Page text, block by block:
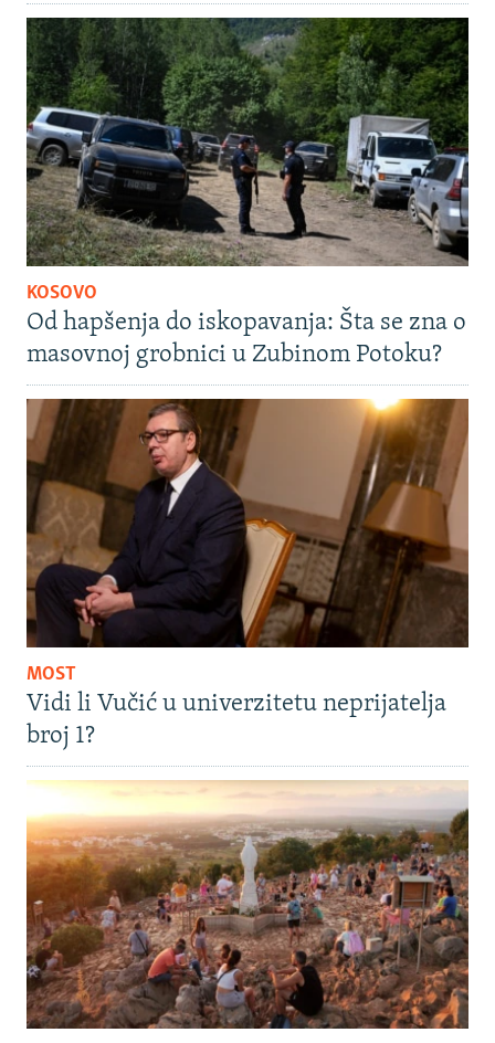
KOSOVO
Od hapšenja do iskopavanja: Šta se zna o
masovnoj grobnici u Zubinom Potoku?
MOST
Vidi li Vučić u univerzitetu neprijatelja
broj 1?